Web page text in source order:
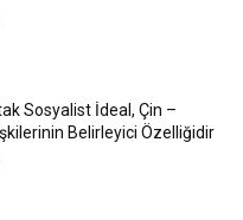
Sosyalist İdeal, Çin –
Belirleyici Özelliğidir